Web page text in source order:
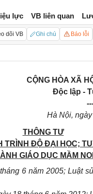
lực VB liên quan
dõi VB Ghi chú Báo lỗi
CỘNG HÒA XÃ
Độc lập -
Hà Nội,
THÔNG TƯ
TRÌNH ĐỘ ĐẠI HỌC;
GIÁO DỤC MẦM
6 năm 2005; Luật